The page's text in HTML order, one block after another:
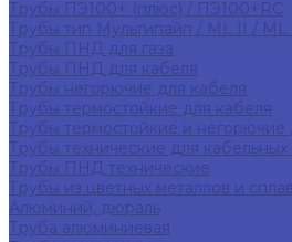
Трубы ПЭ100+ (плюс) / ПЭ100+RC
Трубы тип Мультипайп / ML II / ML
Трубы ПНД для газа
Трубы ПНД для кабеля
Трубы негорючие для кабеля
Трубы термостойкие для кабеля
Трубы термостойкие и негорючие
Трубы технические для кабельных
Трубы ПНД технические
Трубы из цветных металлов и
Алюминий, дюраль
Труба алюминиевая